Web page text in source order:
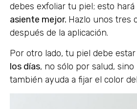
debes exfoliar tu piel; esto hará
asiente mejor. Hazlo unos tres
después de la aplicación.
Por otro lado, tu piel debe estar
los días, no sólo por salud,
también ayuda a fijar el color